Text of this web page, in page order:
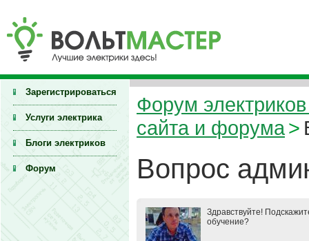
Зарегистрироваться
Услуги электрика
Блоги электриков
Форум
Форум электриков
сайта и форума>
Вопрос
Здравствуйте!
обучение?